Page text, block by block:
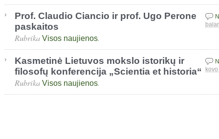
Prof. Claudio Ciancio ir prof. Ugo Perone
paskaitos
Rubrika Visos naujienos.
Kasmetinė Lietuvos mokslo istorikų ir
filosofų konferencija „Scientia et historia“
Rubrika Visos naujienos.